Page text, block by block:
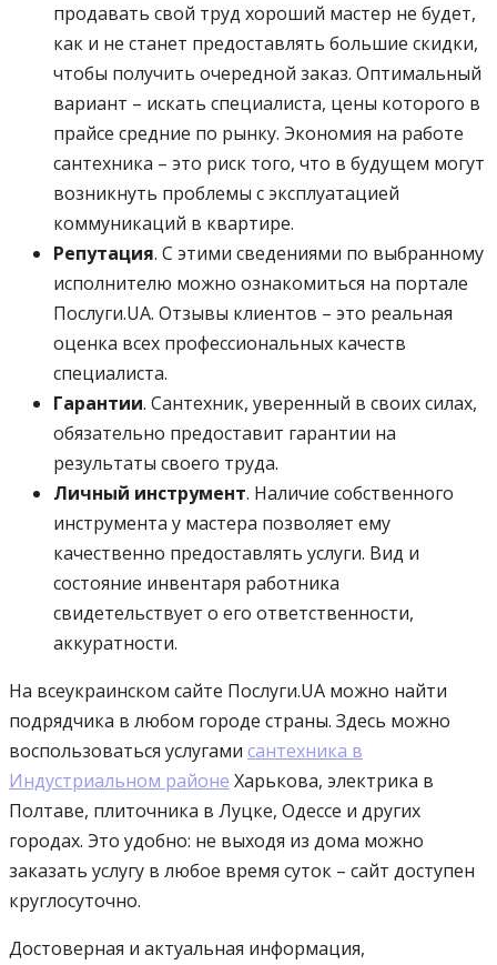
продавать свой труд хороший мастер не будет,
как и не станет предоставлять большие скидки,
чтобы получить очередной заказ. Оптимальный
вариант – искать специалиста, цены которого в
прайсе средние по рынку. Экономия на работе
сантехника – это риск того, что в будущем могут
возникнуть проблемы с эксплуатацией
коммуникаций в квартире.
Репутация. С этими сведениями по выбранному
исполнителю можно ознакомиться на портале
Послуги.UA. Отзывы клиентов – это реальная
оценка всех профессиональных качеств
специалиста.
Гарантии. Сантехник, уверенный в своих силах,
обязательно предоставит гарантии на
результаты своего труда.
Личный инструмент. Наличие собственного
инструмента у мастера позволяет ему
качественно предоставлять услуги. Вид и
состояние инвентаря работника
свидетельствует о его ответственности,
аккуратности.
На всеукраинском сайте Послуги.UA можно найти
подрядчика в любом городе страны. Здесь можно
воспользоваться услугами сантехника в
Индустриальном районе Харькова, электрика в
Полтаве, плиточника в Луцке, Одессе и других
городах. Это удобно: не выходя из дома можно
заказать услугу в любое время суток – сайт доступен
круглосуточно.
Достоверная и актуальная информация,